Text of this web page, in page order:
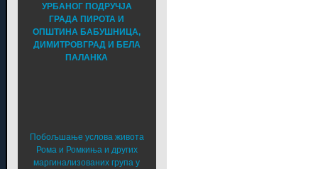
УРБАНОГ ПОДРУЧЈА
ГРАДА ПИРОТА И
ОПШТИНА БАБУШНИЦА,
ДИМИТРОВГРАД И БЕЛА
ПАЛАНКА
Побољшање услова живота
Рома и Ромкиња и других
маргинализованих група у